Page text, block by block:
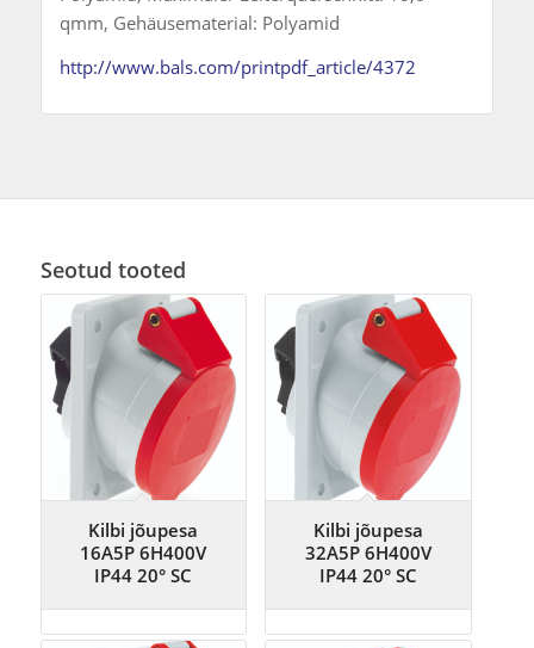
qmm, Gehäusematerial: Polyamid
http://www.bals.com/printpdf_article/4372
Seotud tooted
Kilbi jõupesa
16A5P 6H400V
IP44 20° SC
Kilbi jõupesa
32A5P 6H400V
IP44 20° SC